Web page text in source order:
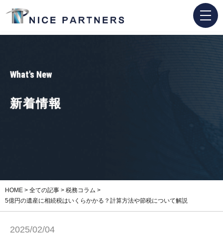
What's New
新着情報
HOME > 全ての記事 > 税務コラム >
5億円の遺産に相続税はいくらかかる？計算方法や節税について解説
2025/02/04